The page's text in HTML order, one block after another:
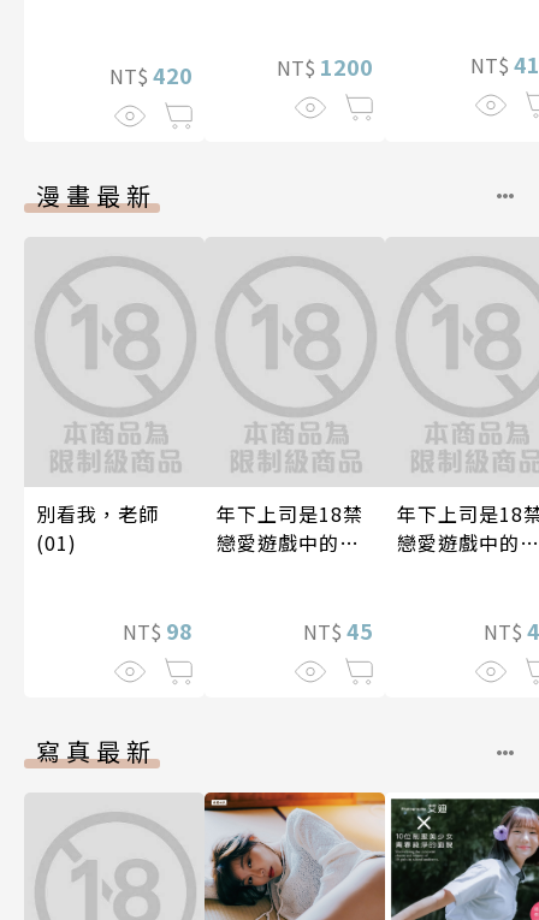
NT$ 420 NT$ 1200 NT$
漫畫最新
別看我，老師
(01)
NT$ 98
年下上司是18禁
戀愛遊戲中的我
NT$ 45
年下上司是18
戀愛遊戲中的我
NT$
寫真最新